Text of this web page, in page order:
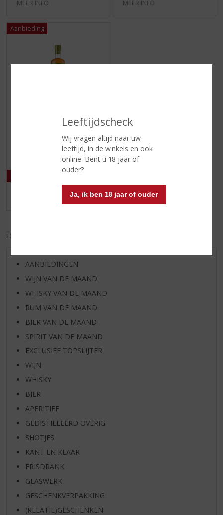
Leeftijdscheck
Wij vragen altijd naar uw
leeftijd, in de winkels en ook
online. Bent u 18 jaar of
ouder?
Ja, ik ben 18 jaar of ouder
MEER INFO MEER INFO
Originele prijs was:, Huidige prijs is:
45,99
0
70 CL
Titanic Pot Still
EXCL. BTW
AANBIEDINGEN
WIJN VAN DE MAAND
WHISKY VAN DE MAAND
RUM VAN DE MAAND
BIER VAN DE MAAND
SPIRIT VAN DE MAAND
EXCLUSIEF TOPSLIJTER
WIJN
WHISKY
BIER
APERITIEF
GEDISTILLEERD OVERIG
SHOTJES
KANT EN KLAAR
FRISDRANK
GLASWERK
GESCHENKVERPAKKING
(RELATIE)GESCHENKEN